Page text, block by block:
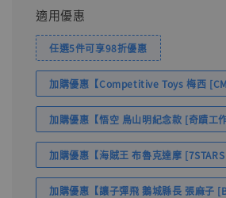
適用優惠
任選5件可享98折優惠
加購優惠【Competitive Toys 梅西
加購優惠【悟空 鳥山明紀念款 [奇蹟工
加購優惠【海賊王 布魯克達摩
加購優惠【讓子彈飛 鵝城縣長 張麻子